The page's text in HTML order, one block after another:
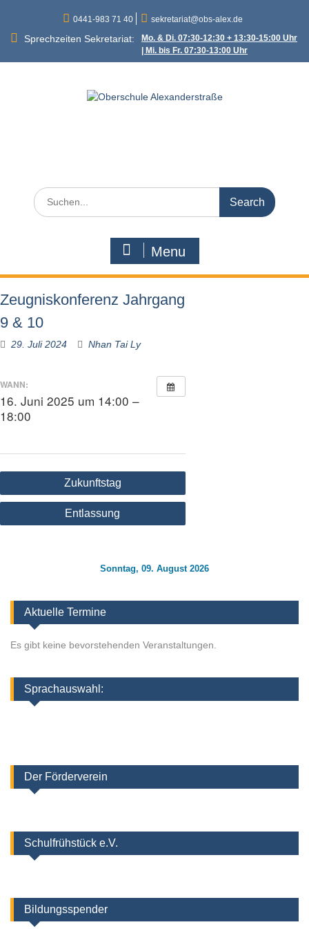
content
0441-983 71 40 sekretariat@obs-alex.de
Sprechzeiten Sekretariat:
Mo. & Di. 07:30-12:30 + 13:30-15:00 Uhr
| Mi. bis Fr. 07:30-13:00 Uhr
Search
for:
Menu
Zeugniskonferenz Jahrgang
9 & 10
29. Juli 2024 Nhan Tai Ly
WANN:
16. Juni 2025 um 14:00 –
18:00
Beitragsnavigation
Zukunftstag
Entlassung
Sonntag, 09. August 2026
Aktuelle Termine
Es gibt keine bevorstehenden Veranstaltungen.
Sprachauswahl:
Der Förderverein
Schulfrühstück e.V.
Bildungsspender